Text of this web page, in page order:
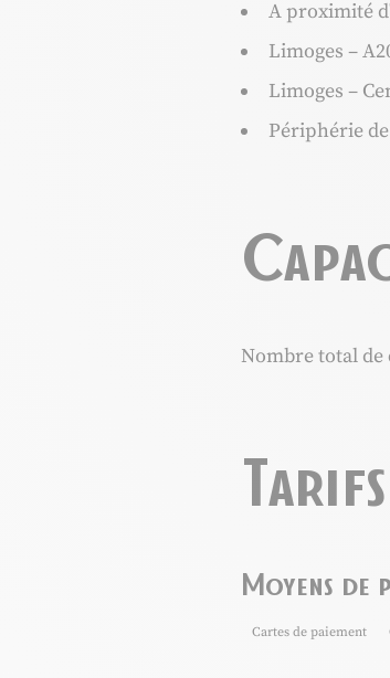
A proximité
Limoges –
Limoges –
Périphérie
Nombre total de
Tarifs
Moyens de
Cartes de paiement